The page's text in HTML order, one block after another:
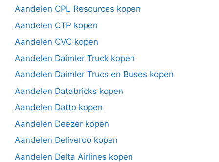
Aandelen CPL Resources kopen
Aandelen CTP kopen
Aandelen CVC kopen
Aandelen Daimler Truck kopen
Aandelen Daimler Trucs en Buses kopen
Aandelen Databricks kopen
Aandelen Datto kopen
Aandelen Deezer kopen
Aandelen Deliveroo kopen
Aandelen Delta Airlines kopen